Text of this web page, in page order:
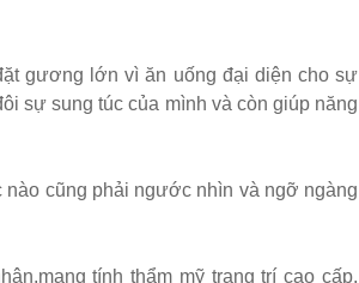
gương lớn vì ăn uống đại diện cho sự
sự sung túc của mình và còn giúp năng
nào cũng phải ngước nhìn và ngỡ ngàng
tính thẩm mỹ trang trí cao cấp,